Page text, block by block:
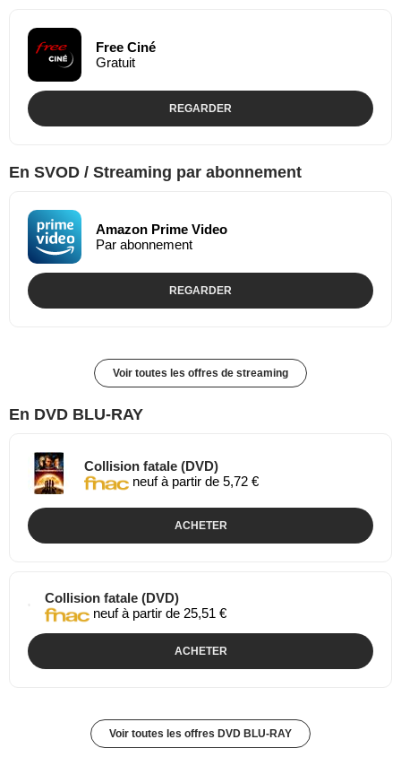
Free Ciné
Gratuit
REGARDER
En SVOD / Streaming par abonnement
Amazon Prime Video
Par abonnement
REGARDER
Voir toutes les offres de streaming
En DVD BLU-RAY
Collision fatale (DVD)
neuf à partir de 5,72 €
ACHETER
Collision fatale (DVD)
neuf à partir de 25,51 €
ACHETER
Voir toutes les offres DVD BLU-RAY